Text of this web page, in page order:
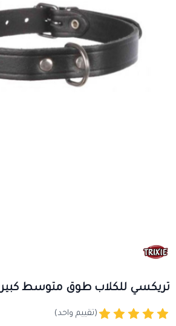
تريكسي للكلاب طوق متوسط كبير
(تقييم واحد)